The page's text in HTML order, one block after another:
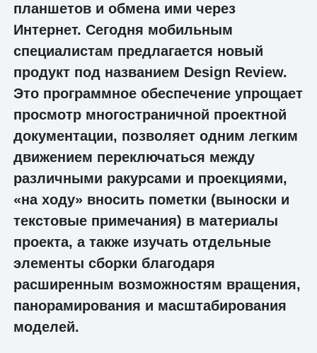
планшетов и обмена ими через
Интернет. Сегодня мобильным
специалистам предлагается новый
продукт под названием Design Review.
Это программное обеспечение упрощает
просмотр многостраничной проектной
документации, позволяет одним легким
движением переключаться между
различными ракурсами и проекциями,
«на ходу» вносить пометки (выноски и
текстовые примечания) в материалы
проекта, а также изучать отдельные
элементы сборки благодаря
расширенным возможностям вращения,
панорамирования и масштабирования
моделей.